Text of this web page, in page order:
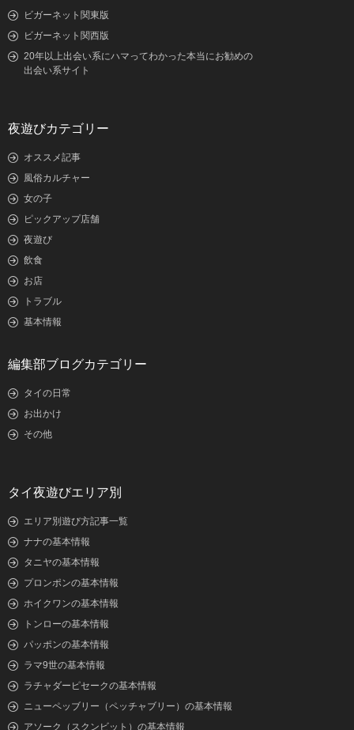
ビガーネット関東版
ビガーネット関西版
20年以上出会い系にハマってわかった本当にお勧めの
出会い系サイト
夜遊びカテゴリー
オススメ記事
風俗カルチャー
女の子
ピックアップ店舗
夜遊び
飲食
お店
トラブル
基本情報
編集部ブログカテゴリー
タイの日常
お出かけ
その他
タイ夜遊びエリア別
エリア別遊び方記事一覧
ナナの基本情報
タニヤの基本情報
プロンポンの基本情報
ホイクワンの基本情報
トンローの基本情報
パッポンの基本情報
ラマ9世の基本情報
ラチャダーピセークの基本情報
ニューペッブリー（ペッチャブリー）の基本情報
アソーク（スクンビット）の基本情報